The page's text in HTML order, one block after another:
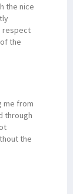
the nice
respect
the
me from
through
the